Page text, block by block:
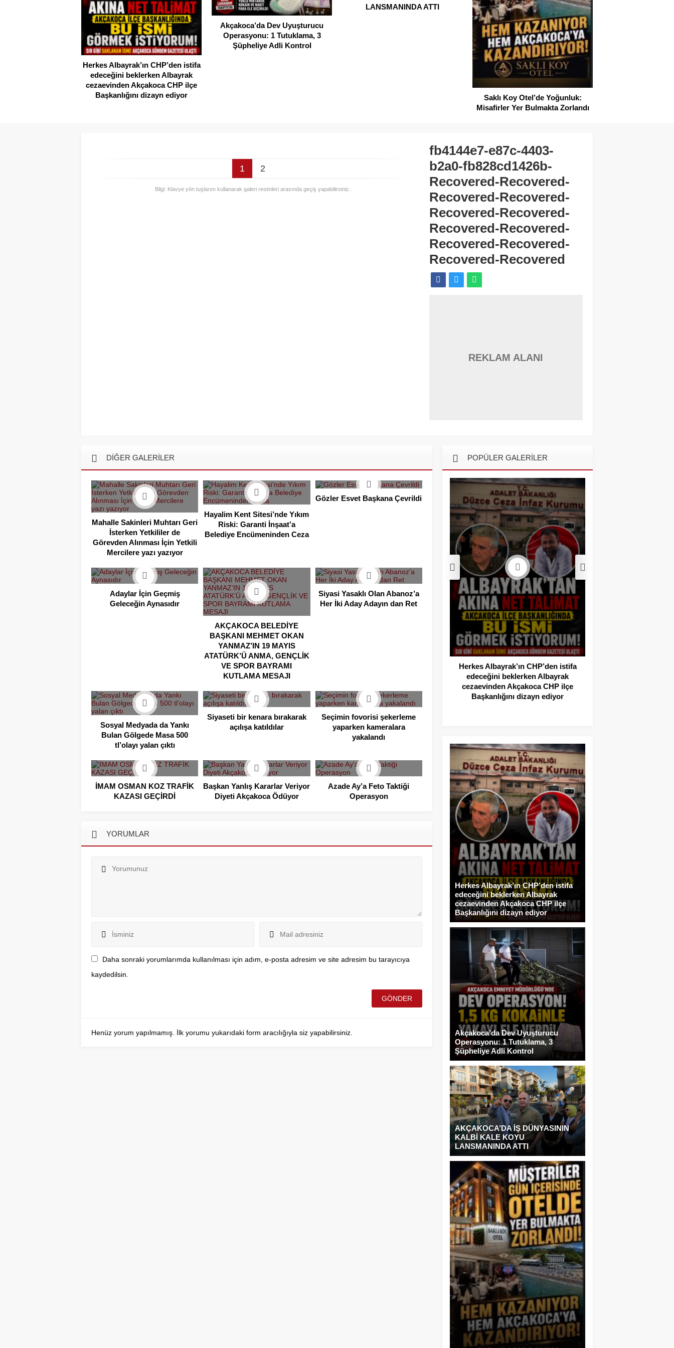
Herkes Albayrak’ın CHP’den istifa
edeceğini beklerken Albayrak
cezaevinden Akçakoca CHP ilçe
Başkanlığını dizayn ediyor
Akçakoca’da Dev Uyuşturucu
Operasyonu: 1 Tutuklama, 3
Şüpheliye Adli Kontrol
LANSMANINDA ATTI
Saklı Koy Otel’de Yoğunluk:
Misafirler Yer Bulmakta Zorlandı
1 2
Bilgi: Klavye yön tuşlarını kullanarak galeri resimleri arasında geçiş yapabilirsiniz.
fb4144e7-e87c-4403-
b2a0-fb828cd1426b-
Recovered-Recovered-
Recovered-Recovered-
Recovered-Recovered-
Recovered-Recovered-
Recovered-Recovered-
Recovered-Recovered
REKLAM ALANI
DİĞER GALERİLER
Mahalle Sakinleri Muhtarı Geri
İsterken Yetkililer de
Görevden Alınması İçin Yetkili
Mercilere yazı yazıyor
Hayalim Kent Sitesi’nde Yıkım
Riski: Garanti İnşaat’a
Belediye Encümeninden Ceza
Gözler Esvet Başkana Çevrildi
Adaylar İçin Geçmiş
Geleceğin Aynasıdır
AKÇAKOCA BELEDİYE
BAŞKANI MEHMET OKAN
YANMAZ’IN 19 MAYIS
ATATÜRK’Ü ANMA, GENÇLİK
VE SPOR BAYRAMI
KUTLAMA MESAJI
Siyasi Yasaklı Olan Abanoz’a
Her İki Aday Adayın dan Ret
Sosyal Medyada da Yankı
Bulan Gölgede Masa 500
tl’olayı yalan çıktı
Siyaseti bir kenara bırakarak
açılışa katıldılar
Seçimin fovorisi şekerleme
yaparken kameralara
yakalandı
İMAM OSMAN KOZ TRAFİK
KAZASI GEÇİRDİ
Başkan Yanlış Kararlar Veriyor
Diyeti Akçakoca Ödüyor
Azade Ay’a Feto Taktiği
Operasyon
YORUMLAR
Daha sonraki yorumlarımda kullanılması için adım, e-posta adresim ve site adresim bu tarayıcıya
kaydedilsin.
Henüz yorum yapılmamış. İlk yorumu yukarıdaki form aracılığıyla siz yapabilirsiniz.
POPÜLER GALERİLER
Herkes Albayrak’ın CHP’den istifa
edeceğini beklerken Albayrak
cezaevinden Akçakoca CHP ilçe
Başkanlığını dizayn ediyor
Herkes Albayrak’ın CHP’den istifa
edeceğini beklerken Albayrak
cezaevinden Akçakoca CHP ilçe
Başkanlığını dizayn ediyor
Akçakoca’da Dev Uyuşturucu
Operasyonu: 1 Tutuklama, 3
Şüpheliye Adli Kontrol
AKÇAKOCA’DA İŞ DÜNYASININ
KALBİ KALE KOYU
LANSMANINDA ATTI